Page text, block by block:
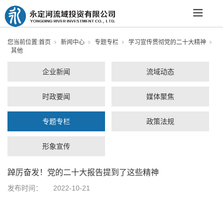
您当前位置:首页 新闻中心 专题专栏
学习宣传贯彻党的二十大精神
其他
企业新闻 流域动态
时政要闻 媒体聚焦
专题专栏 政策法规
形象宣传
踔厉奋发！党的二十大报告提到了这些精神
发布时间：
2022-10-21